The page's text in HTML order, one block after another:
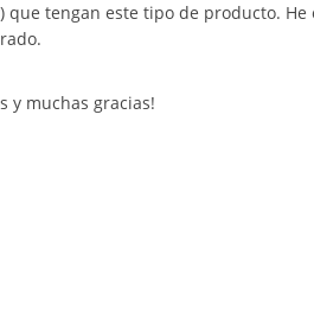
que tengan este tipo de producto.
y muchas gracias!